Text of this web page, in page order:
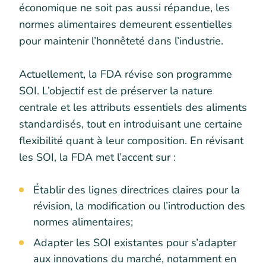
économique ne soit pas aussi répandue, les
normes alimentaires demeurent essentielles
pour maintenir l’honnêteté dans l’industrie.
Actuellement, la FDA révise son programme
SOI. L’objectif est de préserver la nature
centrale et les attributs essentiels des aliments
standardisés, tout en introduisant une certaine
flexibilité quant à leur composition. En révisant
les SOI, la FDA met l’accent sur :
Établir des lignes directrices claires pour la
révision, la modification ou l’introduction des
normes alimentaires;
Adapter les SOI existantes pour s’adapter
aux innovations du marché, notamment en